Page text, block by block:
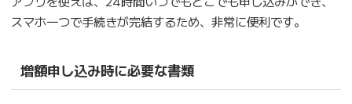
スマホ一つで手続きが完結するため、非常に便利です。
増額申し込み時に必要な書類